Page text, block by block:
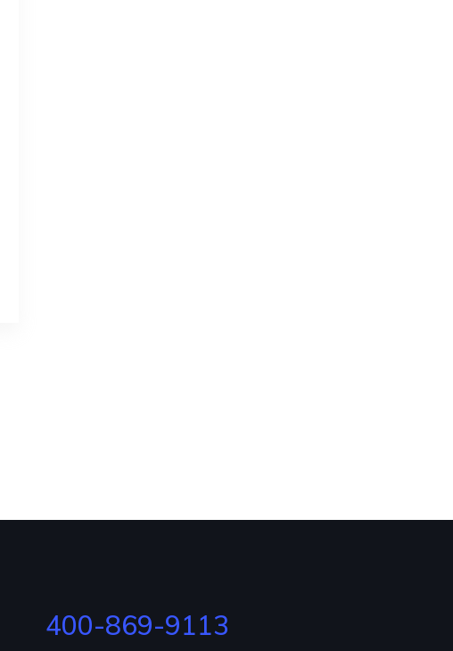
400-869-9113